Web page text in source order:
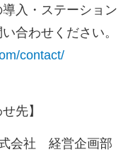
入・ステーション
合わせください。
contact/
先】
会社 経営企画部